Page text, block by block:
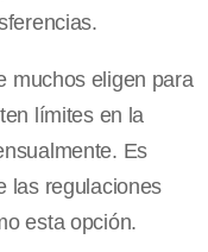
muchos eligen para
límites en la
Es
las regulaciones
esta opción.